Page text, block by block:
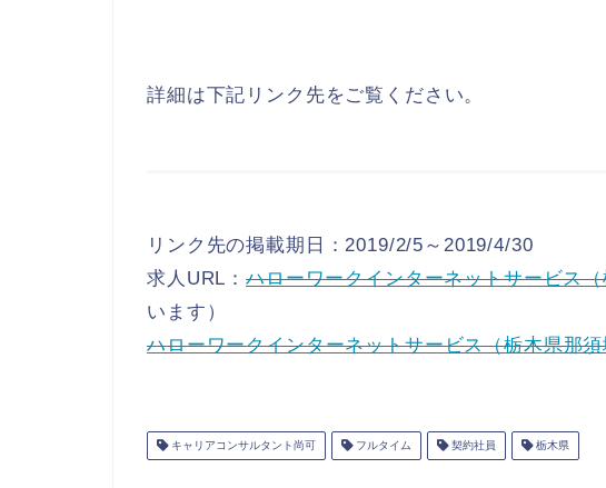
詳細は下記リンク先をご覧ください。
リンク先の掲載期日：2019/2/5～2019/4/30
求人URL：ハローワークインターネットサービス
います）
ハローワークインターネットサービス（栃木県那
キャリアコンサルタント尚可 フルタイム 契約社員 栃木県